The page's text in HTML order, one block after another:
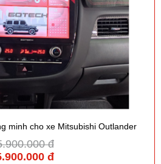
minh cho xe Mitsubishi Outlander
đ
đ